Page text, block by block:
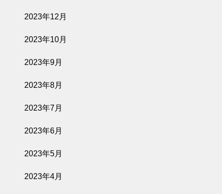
2023年12月
2023年10月
2023年9月
2023年8月
2023年7月
2023年6月
2023年5月
2023年4月